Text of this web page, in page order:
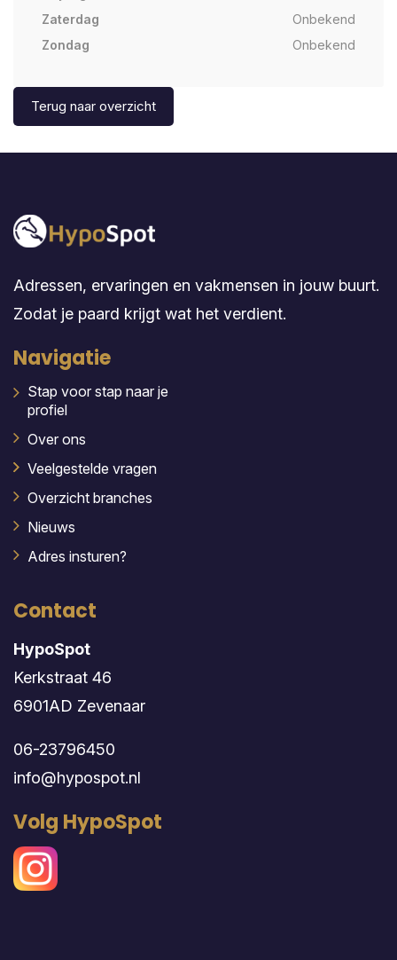
Zaterdag
Onbekend
Zondag
Onbekend
Terug naar overzicht
Adressen, ervaringen en vakmensen in jouw buurt.
Zodat je paard krijgt wat het verdient.
Navigatie
Stap voor stap naar je
profiel
Over ons
Veelgestelde vragen
Overzicht branches
Nieuws
Adres insturen?
Contact
HypoSpot
Kerkstraat 46
6901AD Zevenaar
06-23796450
info@hypospot.nl
Volg HypoSpot